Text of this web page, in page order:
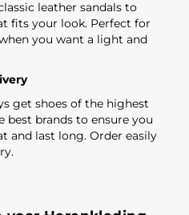
leather sandals to
fits your look. Perfect for
you want a light and
get shoes of the highest
brands to ensure you
and last long. Order easily